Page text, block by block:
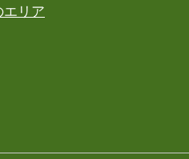
エリア